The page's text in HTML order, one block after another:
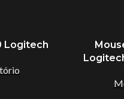
Logitech